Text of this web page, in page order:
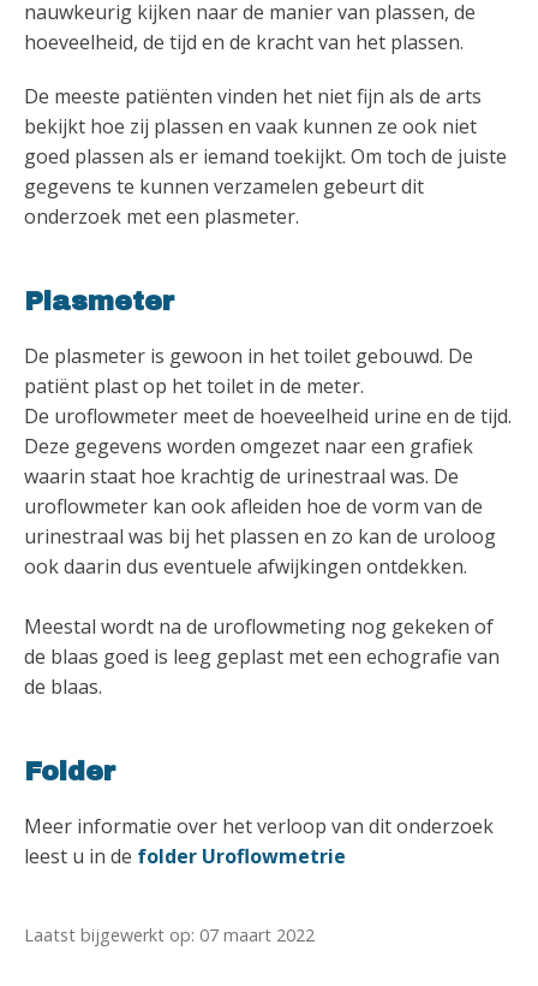
nauwkeurig kijken naar de manier van plassen, de
hoeveelheid, de tijd en de kracht van het plassen.
De meeste patiënten vinden het niet fijn als de arts
bekijkt hoe zij plassen en vaak kunnen ze ook niet
goed plassen als er iemand toekijkt. Om toch de juiste
gegevens te kunnen verzamelen gebeurt dit
onderzoek met een plasmeter.
Plasmeter
De plasmeter is gewoon in het toilet gebouwd. De
patiënt plast op het toilet in de meter.
De uroflowmeter meet de hoeveelheid urine en de tijd.
Deze gegevens worden omgezet naar een grafiek
waarin staat hoe krachtig de urinestraal was. De
uroflowmeter kan ook afleiden hoe de vorm van de
urinestraal was bij het plassen en zo kan de uroloog
ook daarin dus eventuele afwijkingen ontdekken.
Meestal wordt na de uroflowmeting nog gekeken of
de blaas goed is leeg geplast met een echografie van
de blaas.
Folder
Meer informatie over het verloop van dit onderzoek
leest u in de folder Uroflowmetrie
Laatst bijgewerkt op: 07 maart 2022